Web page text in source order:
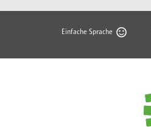
Einfache Sprache